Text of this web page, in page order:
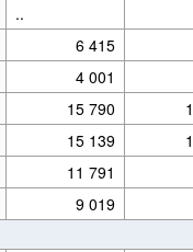
..
6 415
4 001
15 790
15 139
11 791
9 019